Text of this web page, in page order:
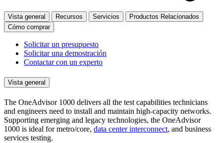
Vista general Recursos Servicios
Productos Relacionados
Cómo comprar
Solicitar un presupuesto
Solicitar una demostración
Contactar con un experto
Vista general
The OneAdvisor 1000 delivers all the test capabilities technicians
and engineers need to install and maintain high-capacity networks.
Supporting emerging and legacy technologies, the OneAdvisor
1000 is ideal for metro/core, data center interconnect, and business
services testing.